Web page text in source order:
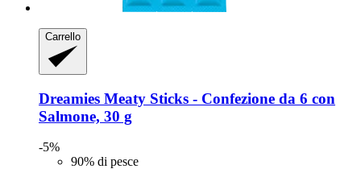
Carrello
Dreamies Meaty Sticks -​ Confezione da 6 con
Salmone, 30 g
-5%
90% di pesce